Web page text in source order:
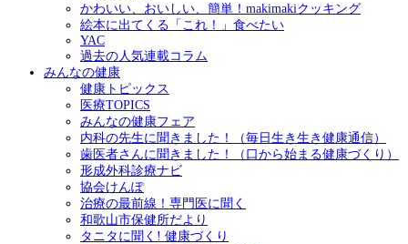
かわいい、おいしい、簡単！makimakiクッキング
絵本に出てくる「これ！」食べたい
YAC
過去の人気連載コラム
みんなの健康
健康トピックス
医療TOPICS
みんなの健康フェア
内科の先生に聞きました！（毎日生き生き健康通信）
歯医者さんに聞きました！（口から始まる健康づくり）
形成外科診療ナビ
協会けんぽ
治療の最前線！専門医に聞く
和歌山市保健所だより
タニタに聞く! 健康づくり